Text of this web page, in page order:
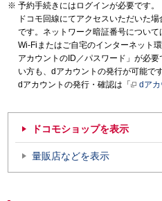
予約手続きにはログインが必要です。
ドコモ回線にてアクセスいただいた
です。ネットワーク暗証番号について
Wi-Fiまたはご自宅のインターネット
アカウントのID／パスワード」が必
い方も、dアカウントの発行が可能です
dアカウントの発行・確認は「
dア
ドコモショップを表示
量販店などを表示